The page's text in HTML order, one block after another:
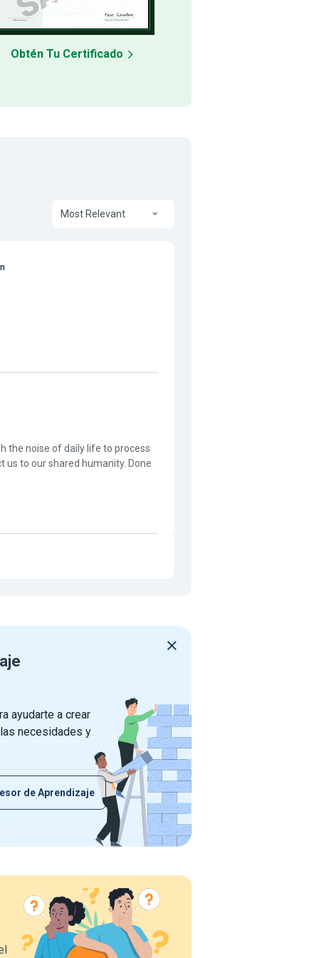
Obtén Tu Certificado
Most Relevant
the noise of daily life to process
to our shared humanity. Done
ayudarte a crear
necesidades y
de Aprendizaje